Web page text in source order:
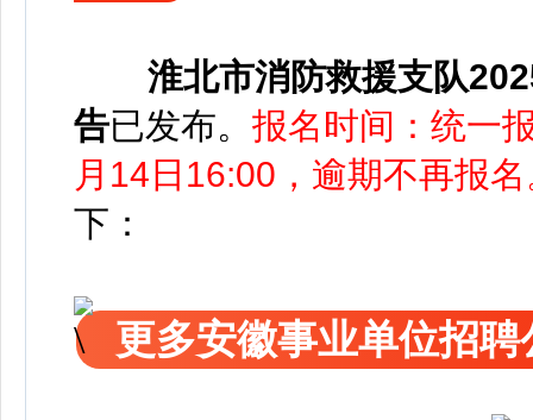
淮北市消防救援支队
告已发布。 报名时间：统一
月14日16:00，逾期不再报
下：
更多安徽事业单位招聘